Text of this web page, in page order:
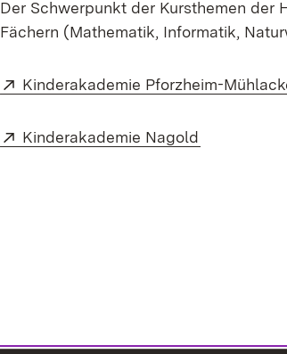
Der Schwerpunkt der Kursthemen der
Fächern (Mathematik, Informatik,
Extern:
Kinderakademie Pforzheim-
Extern:
Kinderakademie Nagold